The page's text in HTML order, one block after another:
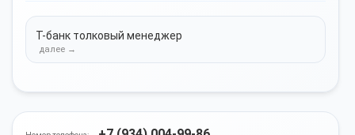
Т-банк толковый менеджер